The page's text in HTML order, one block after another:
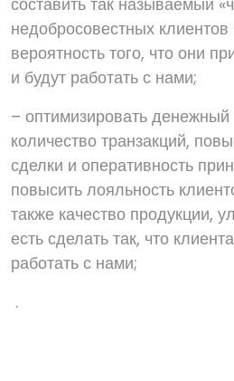
недобросовестных клиентов
вероятность того, что они
и будут работать с нами;
– оптимизировать
количество транзакций,
сделки и оперативность
повысить лояльность
также качество продукции,
есть сделать так, что
работать с нами;
.